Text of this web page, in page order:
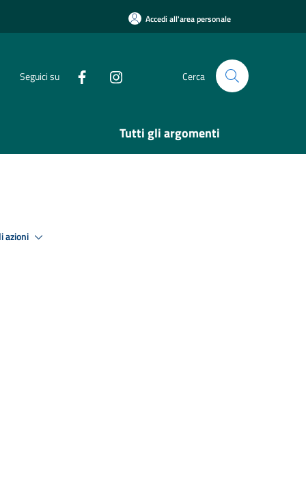
Accedi all'area personale
Seguici su Cerca
Tutti gli argomenti
azioni